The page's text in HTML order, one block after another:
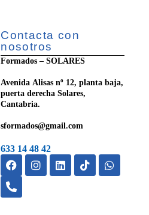
Contacta con
nosotros
Formados – SOLARES
Avenida Alisas nº 12, planta baja,
puerta derecha Solares,
Cantabria.
sformados@gmail.com
633 14 48 42